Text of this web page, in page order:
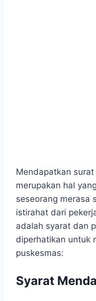
Mendapatkan
merupakan hal
seseorang merasa
istirahat dari
adalah syarat dan
diperhatikan untuk
puskesmas:
Syarat